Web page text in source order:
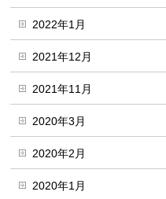
2022年1月
2021年12月
2021年11月
2020年3月
2020年2月
2020年1月